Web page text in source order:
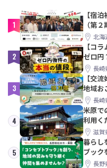
1
【宿
（第
【8/21
北海
2
【コ
ゼロ円
教訓長崎
3
【交
地域お
島町長崎
4
米原で
利用く
滋賀
5
暮らし
ブック
間を集
長野